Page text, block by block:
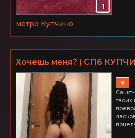
1
метро Купчино
Хочешь меня? ) СПб
♥
твоих